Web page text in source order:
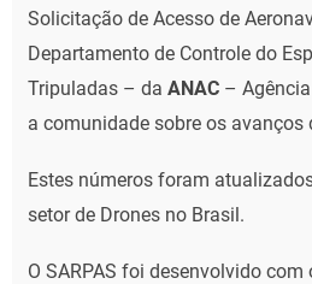
Solicitação de Acesso de
Departamento de Controle do
Tripuladas – da ANAC– Agência
a comunidade sobre os avanços
Estes números foram
setor de Drones no Brasil.
O SARPAS foi desenvolvido